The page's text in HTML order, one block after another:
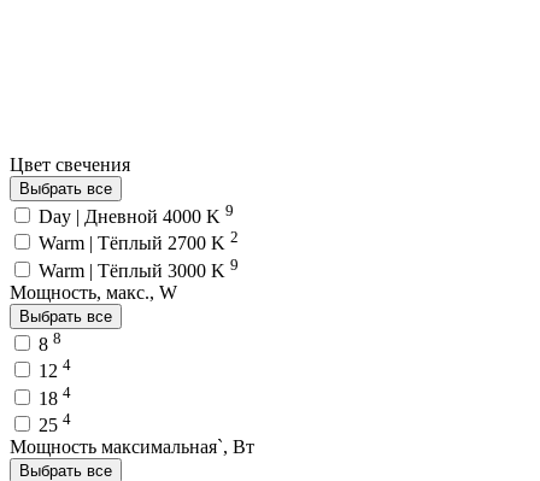
Цвет свечения
Выбрать все
Day | Дневной 4000 K 9
Warm | Тёплый 2700 K 2
Warm | Тёплый 3000 K 9
Мощность, макс., W
Выбрать все
8 8
12 4
18 4
25 4
Мощность максимальная`, Вт
Выбрать все